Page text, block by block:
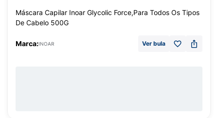
Máscara Capilar Inoar Glycolic Force,Para Todos Os Tipos
De Cabelo 500G
Marca:INOAR Ver bula